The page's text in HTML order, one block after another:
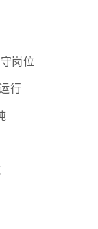
岗位
行